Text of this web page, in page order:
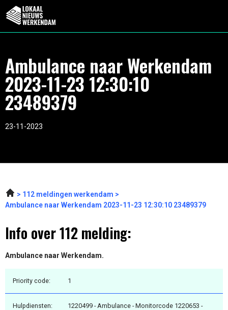
Ambulance naar Werkendam
2023-11-23 12:30:10
23489379
23-11-2023
112 meldingen werkendam
Ambulance naar Werkendam 2023-11-23 12:30:10 23489379
Info over 112 melding:
Ambulance naar Werkendam.
Priority code: 1
Hulpdiensten:
1220499 - Ambulance - Monitorcode 1220653 -